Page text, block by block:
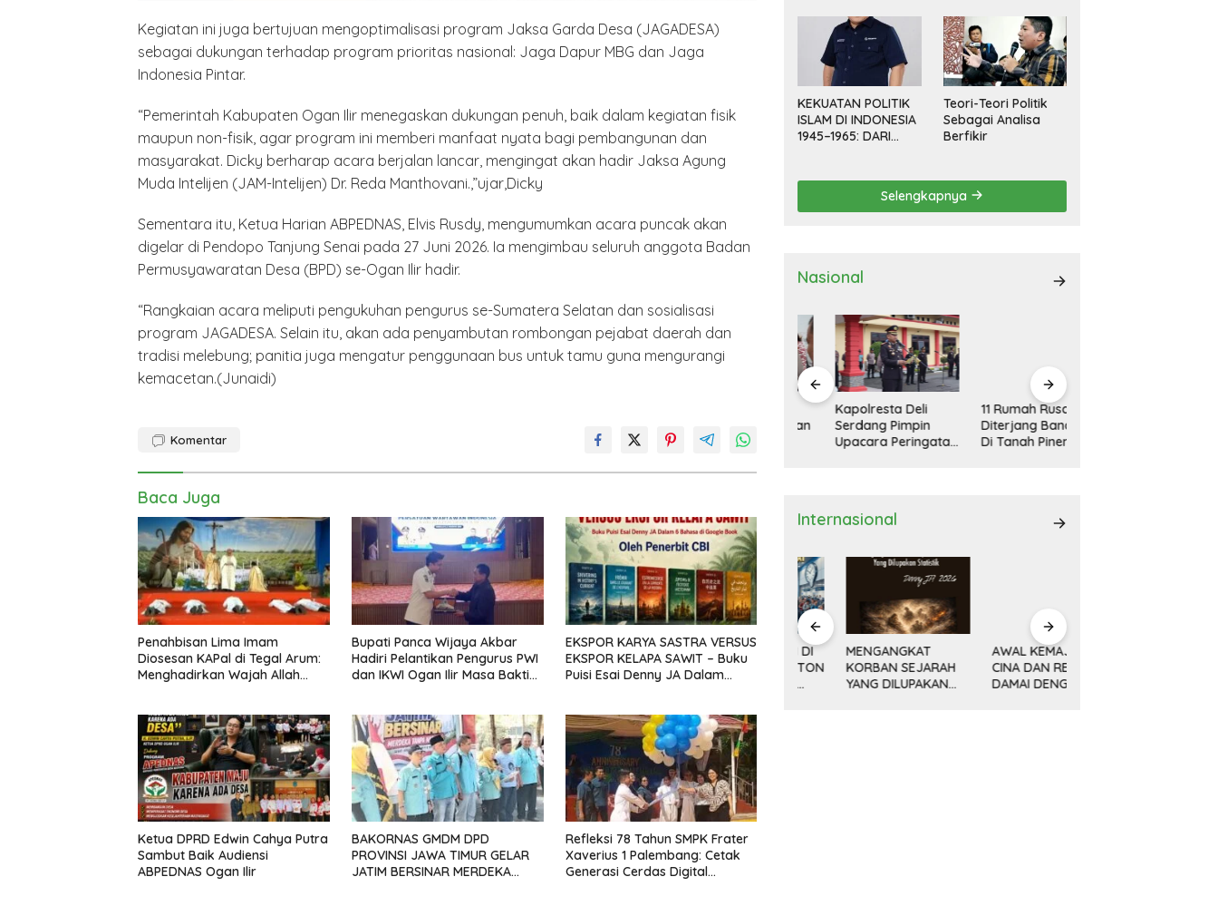
Kegiatan ini juga bertujuan mengoptimalisasi program Jaksa Garda Desa (JAGADESA)
sebagai dukungan terhadap program prioritas nasional: Jaga Dapur MBG dan Jaga
Indonesia Pintar.
“Pemerintah Kabupaten Ogan Ilir menegaskan dukungan penuh, baik dalam kegiatan fisik
maupun non-fisik, agar program ini memberi manfaat nyata bagi pembangunan dan
masyarakat. Dicky berharap acara berjalan lancar, mengingat akan hadir Jaksa Agung
Muda Intelijen (JAM-Intelijen) Dr. Reda Manthovani.,”ujar,Dicky
Sementara itu, Ketua Harian ABPEDNAS, Elvis Rusdy, mengumumkan acara puncak akan
digelar di Pendopo Tanjung Senai pada 27 Juni 2026. Ia mengimbau seluruh anggota Badan
Permusyawaratan Desa (BPD) se-Ogan Ilir hadir.
“Rangkaian acara meliputi pengukuhan pengurus se-Sumatera Selatan dan sosialisasi
program JAGADESA. Selain itu, akan ada penyambutan rombongan pejabat daerah dan
tradisi melebung; panitia juga mengatur penggunaan bus untuk tamu guna mengurangi
kemacetan.(Junaidi)
Komentar
Baca Juga
Penahbisan Lima Imam
Diosesan KAPal di Tegal Arum:
Menghadirkan Wajah Allah
Bupati Panca Wijaya Akbar
Hadiri Pelantikan Pengurus PWI
dan IKWI Ogan Ilir Masa Bakti
EKSPOR KARYA SASTRA VERSUS
EKSPOR KELAPA SAWIT – Buku
Puisi Esai Denny JA Dalam
Ketua DPRD Edwin Cahya Putra
Sambut Baik Audiensi
ABPEDNAS Ogan Ilir
BAKORNAS GMDM DPD
PROVINSI JAWA TIMUR GELAR
JATIM BERSINAR MERDEKA
Refleksi 78 Tahun SMPK Frater
Xaverius 1 Palembang: Cetak
Generasi Cerdas Digital
KEKUATAN POLITIK
ISLAM DI INDONESIA
1945–1965: DARI
TERPIMPIN
Teori-Teori Politik
Sebagai Analisa
Berfikir
Selengkapnya
Nasional
Tahun 2024
Upacara Pelepasan
Personel Polresta
Cek Gudang
Kapolresta Deli
Serdang Pimpin
Upacara Peringatan
11 Rumah Rusak
Diterjang Bandang
Di Tanah Pinem
Internasional
Minyak, Bisnis dan
Politik (9)
BANGKITNYA
MELAWAN
SUPERPOWER DUNIA
DONALD TRUMP,
TARIF 32 PERSEN
DAN KISAH SEPATU
ANTRI TIGA JAM DI
BANDARA HOUSTON
DAN MACETNYA
SERIKAT
MENGANGKAT
KORBAN SEJARAH
YANG DILUPAKAN
AWAL KEMAJUAN
CINA DAN REVOLUSI
DAMAI DENG